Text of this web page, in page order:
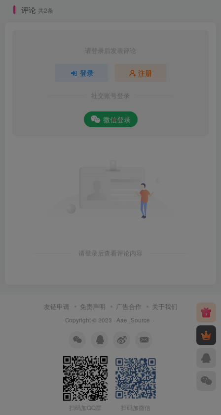
评论 共2条
请登录后发表评论
登录 注册
社交账号登录
微信登录
请登录后查看评论内容
友链申请 免责声明 广告合作 关于我们
Copyright © 2023 · Aae_Source ·
扫码加QQ群 扫码加微信